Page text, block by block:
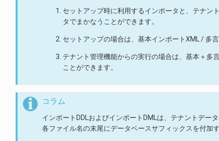
セットアップ時に利用するインポータと、テナン
タでまかなうことができます。
セットアップの場合は、基本インポートXML / 多
テナント管理機能からの実行の場合は、基本＋多
ことができます。
コラム
インポートDDLおよびインポートDMLは、テナントデー
各ファイル名の末尾にデータベースサフィックスを付加